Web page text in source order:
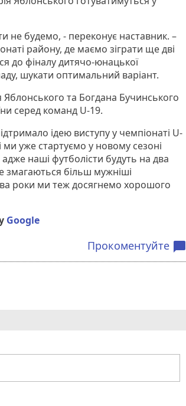
не будемо, - переконує наставник. –
району, де маємо зіграти ще дві
до фіналу дитячо-юнацької
шукати оптимальний варіант.
Яблонського та Богдана Бучинського
серед команд U-19.
ідею виступу у чемпіонаті U-
уже стартуємо у новому сезоні
наші футболісти будуть на два
змагаються більш мужніші
роки ми теж досягнемо хорошого
Google
Прокоментуйте chat_bubble